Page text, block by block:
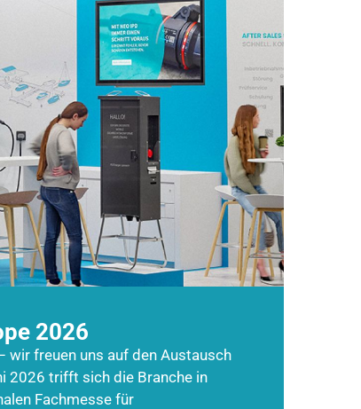
2026
wir freuen uns auf den Austausch
2026 trifft sich die Branche in
Fachmesse für